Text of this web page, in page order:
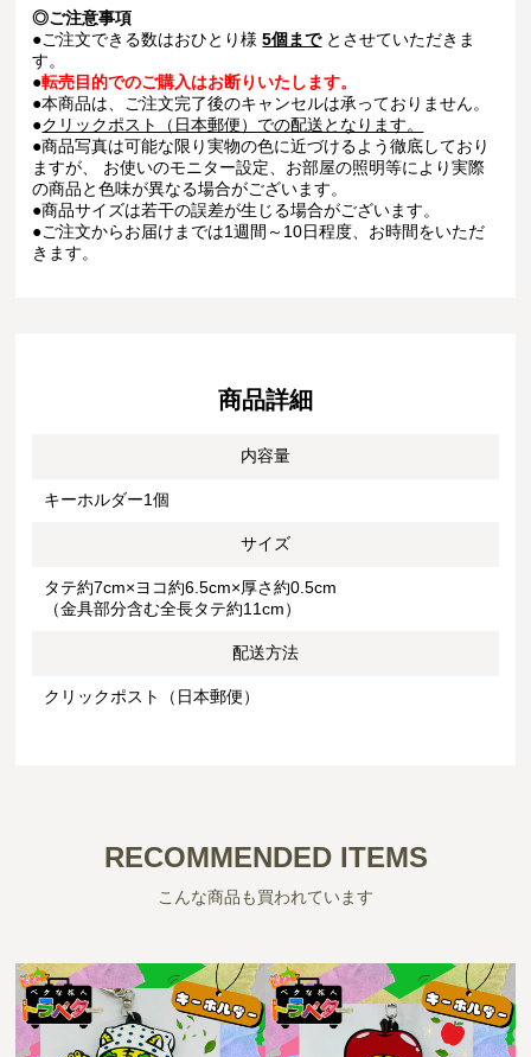
◎ご注意事項
●ご注文できる数はおひとり様5個まで とさせていただきま
す。
●転売目的でのご購入はお断りいたします。
●本商品は、ご注文完了後のキャンセルは承っておりません。
●クリックポスト（日本郵便）での配送となります。
●商品写真は可能な限り実物の色に近づけるよう徹底しており
ますが、 お使いのモニター設定、お部屋の照明等により実際
の商品と色味が異なる場合がございます。
●商品サイズは若干の誤差が生じる場合がございます。
●ご注文からお届けまでは1週間～10日程度、お時間をいただ
きます。
商品詳細
内容量
キーホルダー1個
サイズ
タテ約7cm×ヨコ約6.5cm×厚さ約0.5cm
（金具部分含む全長タテ約11cm）
配送方法
クリックポスト（日本郵便）
RECOMMENDED ITEMS
こんな商品も買われています